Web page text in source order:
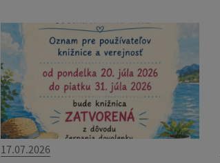
17.07.2026